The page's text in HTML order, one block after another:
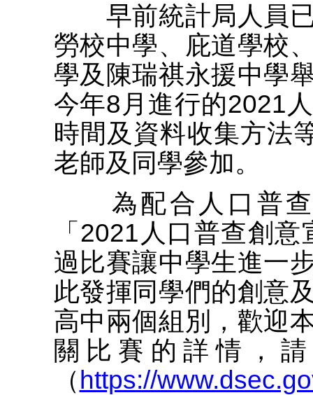
早前統計局人員已
勞校中學、庇道學校
學及陳瑞祺永援中學
今年8月進行的2021
時間及資料收集方法
老師及同學參加。
為配合人口普查
「2021人口普查創
過比賽讓中學生進一
此發揮同學們的創意
高中兩個組別，歡迎
關比賽的詳情，
（https://